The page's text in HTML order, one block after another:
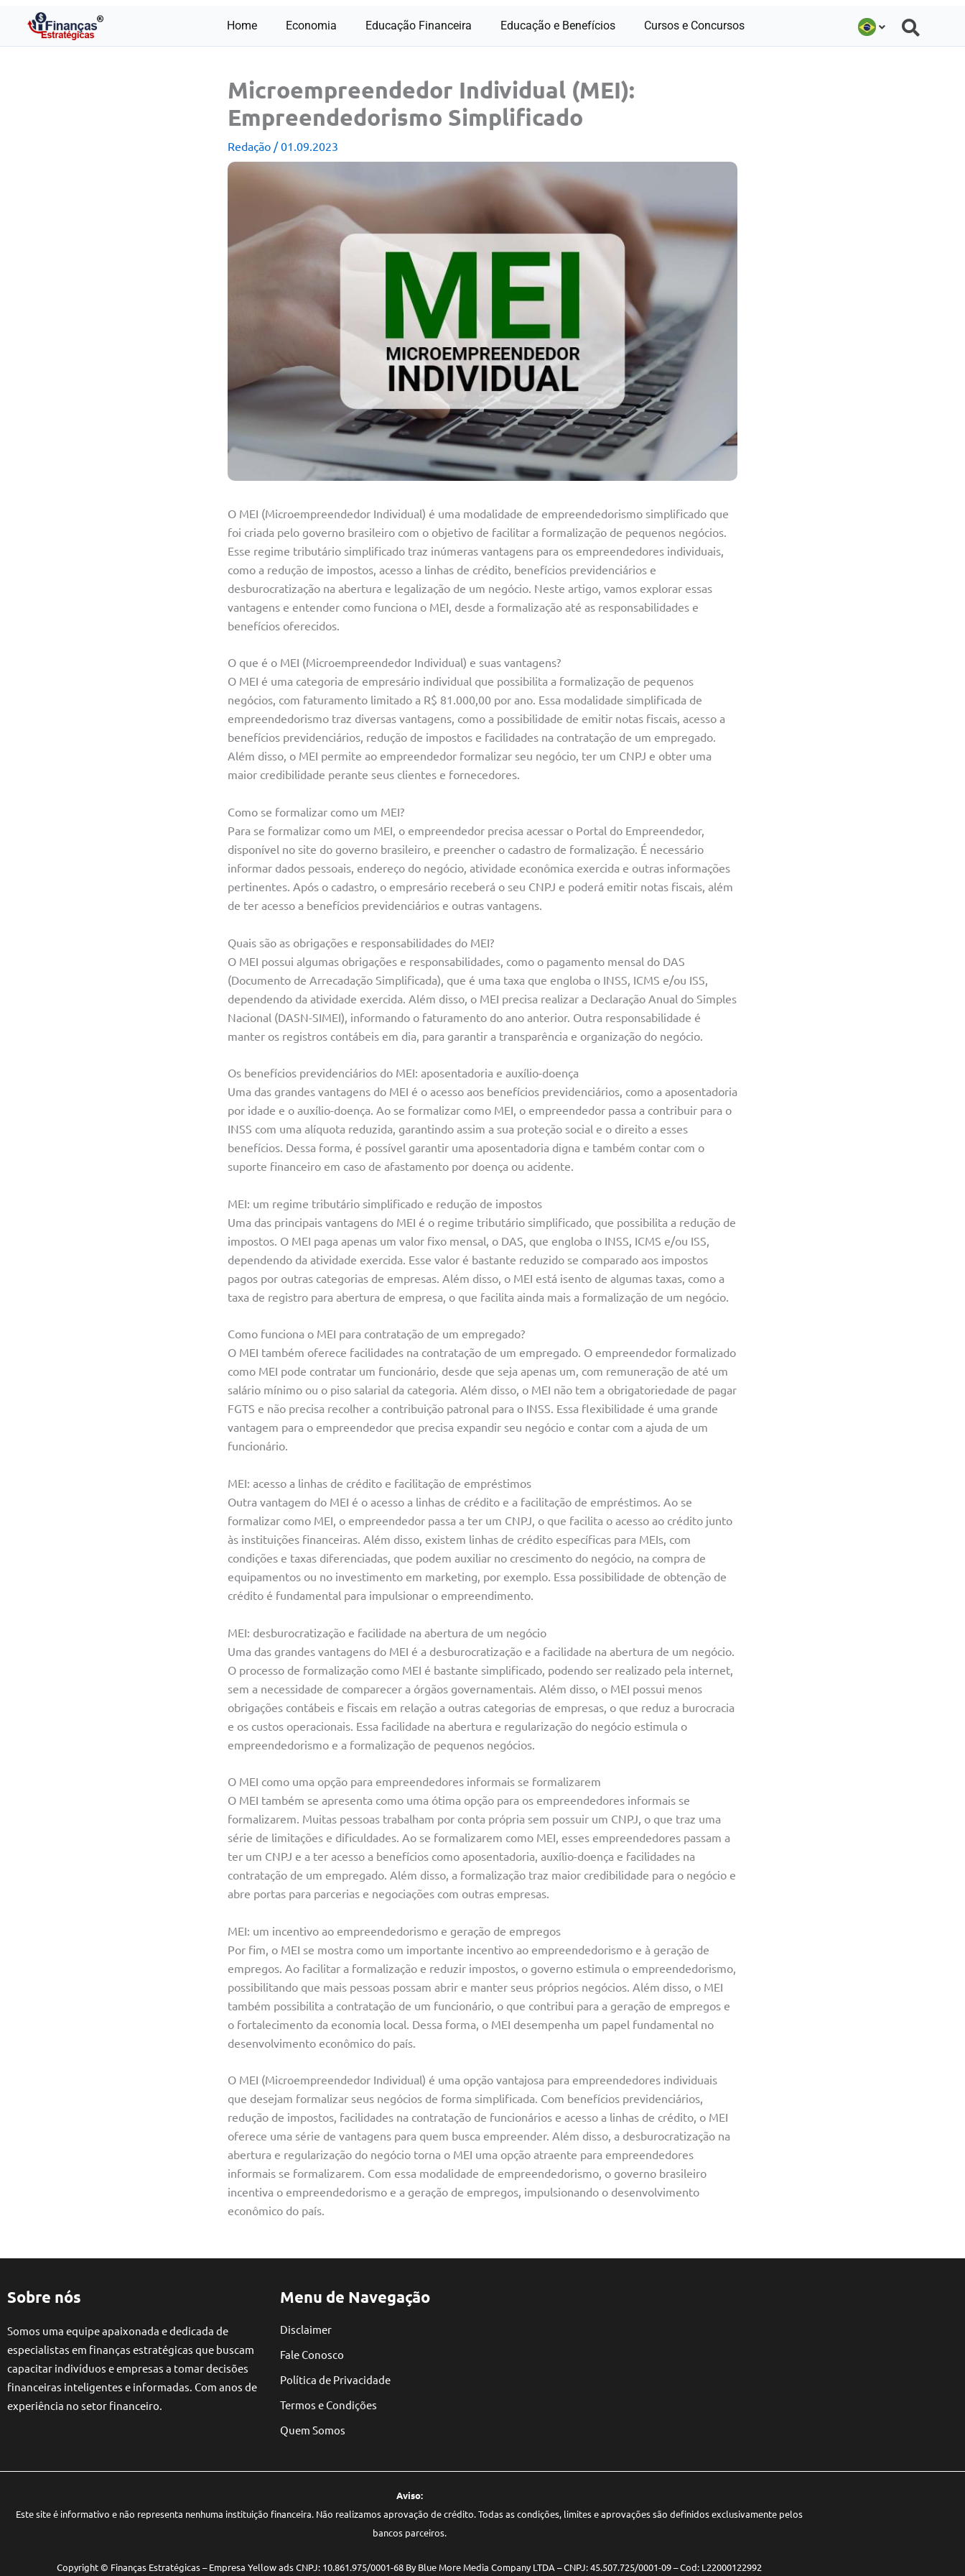
Home Economia Educação Financeira Educação e Benefícios Cursos e Concursos
Microempreendedor Individual (MEI):
Empreendedorismo Simplificado
Redação /01.09.2023
O MEI (Microempreendedor Individual) é uma modalidade de empreendedorismo simplificado que
foi criada pelo governo brasileiro com o objetivo de facilitar a formalização de pequenos negócios.
Esse regime tributário simplificado traz inúmeras vantagens para os empreendedores individuais,
como a redução de impostos, acesso a linhas de crédito, benefícios previdenciários e
desburocratização na abertura e legalização de um negócio. Neste artigo, vamos explorar essas
vantagens e entender como funciona o MEI, desde a formalização até as responsabilidades e
benefícios oferecidos.
O que é o MEI (Microempreendedor Individual) e suas vantagens?
O MEI é uma categoria de empresário individual que possibilita a formalização de pequenos
negócios, com faturamento limitado a R$ 81.000,00 por ano. Essa modalidade simplificada de
empreendedorismo traz diversas vantagens, como a possibilidade de emitir notas fiscais, acesso a
benefícios previdenciários, redução de impostos e facilidades na contratação de um empregado.
Além disso, o MEI permite ao empreendedor formalizar seu negócio, ter um CNPJ e obter uma
maior credibilidade perante seus clientes e fornecedores.
Como se formalizar como um MEI?
Para se formalizar como um MEI, o empreendedor precisa acessar o Portal do Empreendedor,
disponível no site do governo brasileiro, e preencher o cadastro de formalização. É necessário
informar dados pessoais, endereço do negócio, atividade econômica exercida e outras informações
pertinentes. Após o cadastro, o empresário receberá o seu CNPJ e poderá emitir notas fiscais, além
de ter acesso a benefícios previdenciários e outras vantagens.
Quais são as obrigações e responsabilidades do MEI?
O MEI possui algumas obrigações e responsabilidades, como o pagamento mensal do DAS
(Documento de Arrecadação Simplificada), que é uma taxa que engloba o INSS, ICMS e/ou ISS,
dependendo da atividade exercida. Além disso, o MEI precisa realizar a Declaração Anual do Simples
Nacional (DASN-SIMEI), informando o faturamento do ano anterior. Outra responsabilidade é
manter os registros contábeis em dia, para garantir a transparência e organização do negócio.
Os benefícios previdenciários do MEI: aposentadoria e auxílio-doença
Uma das grandes vantagens do MEI é o acesso aos benefícios previdenciários, como a aposentadoria
por idade e o auxílio-doença. Ao se formalizar como MEI, o empreendedor passa a contribuir para o
INSS com uma alíquota reduzida, garantindo assim a sua proteção social e o direito a esses
benefícios. Dessa forma, é possível garantir uma aposentadoria digna e também contar com o
suporte financeiro em caso de afastamento por doença ou acidente.
MEI: um regime tributário simplificado e redução de impostos
Uma das principais vantagens do MEI é o regime tributário simplificado, que possibilita a redução de
impostos. O MEI paga apenas um valor fixo mensal, o DAS, que engloba o INSS, ICMS e/ou ISS,
dependendo da atividade exercida. Esse valor é bastante reduzido se comparado aos impostos
pagos por outras categorias de empresas. Além disso, o MEI está isento de algumas taxas, como a
taxa de registro para abertura de empresa, o que facilita ainda mais a formalização de um negócio.
Como funciona o MEI para contratação de um empregado?
O MEI também oferece facilidades na contratação de um empregado. O empreendedor formalizado
como MEI pode contratar um funcionário, desde que seja apenas um, com remuneração de até um
salário mínimo ou o piso salarial da categoria. Além disso, o MEI não tem a obrigatoriedade de pagar
FGTS e não precisa recolher a contribuição patronal para o INSS. Essa flexibilidade é uma grande
vantagem para o empreendedor que precisa expandir seu negócio e contar com a ajuda de um
funcionário.
MEI: acesso a linhas de crédito e facilitação de empréstimos
Outra vantagem do MEI é o acesso a linhas de crédito e a facilitação de empréstimos. Ao se
formalizar como MEI, o empreendedor passa a ter um CNPJ, o que facilita o acesso ao crédito junto
às instituições financeiras. Além disso, existem linhas de crédito específicas para MEIs, com
condições e taxas diferenciadas, que podem auxiliar no crescimento do negócio, na compra de
equipamentos ou no investimento em marketing, por exemplo. Essa possibilidade de obtenção de
crédito é fundamental para impulsionar o empreendimento.
MEI: desburocratização e facilidade na abertura de um negócio
Uma das grandes vantagens do MEI é a desburocratização e a facilidade na abertura de um negócio.
O processo de formalização como MEI é bastante simplificado, podendo ser realizado pela internet,
sem a necessidade de comparecer a órgãos governamentais. Além disso, o MEI possui menos
obrigações contábeis e fiscais em relação a outras categorias de empresas, o que reduz a burocracia
e os custos operacionais. Essa facilidade na abertura e regularização do negócio estimula o
empreendedorismo e a formalização de pequenos negócios.
O MEI como uma opção para empreendedores informais se formalizarem
O MEI também se apresenta como uma ótima opção para os empreendedores informais se
formalizarem. Muitas pessoas trabalham por conta própria sem possuir um CNPJ, o que traz uma
série de limitações e dificuldades. Ao se formalizarem como MEI, esses empreendedores passam a
ter um CNPJ e a ter acesso a benefícios como aposentadoria, auxílio-doença e facilidades na
contratação de um empregado. Além disso, a formalização traz maior credibilidade para o negócio e
abre portas para parcerias e negociações com outras empresas.
MEI: um incentivo ao empreendedorismo e geração de empregos
Por fim, o MEI se mostra como um importante incentivo ao empreendedorismo e à geração de
empregos. Ao facilitar a formalização e reduzir impostos, o governo estimula o empreendedorismo,
possibilitando que mais pessoas possam abrir e manter seus próprios negócios. Além disso, o MEI
também possibilita a contratação de um funcionário, o que contribui para a geração de empregos e
o fortalecimento da economia local. Dessa forma, o MEI desempenha um papel fundamental no
desenvolvimento econômico do país.
O MEI (Microempreendedor Individual) é uma opção vantajosa para empreendedores individuais
que desejam formalizar seus negócios de forma simplificada. Com benefícios previdenciários,
redução de impostos, facilidades na contratação de funcionários e acesso a linhas de crédito, o MEI
oferece uma série de vantagens para quem busca empreender. Além disso, a desburocratização na
abertura e regularização do negócio torna o MEI uma opção atraente para empreendedores
informais se formalizarem. Com essa modalidade de empreendedorismo, o governo brasileiro
incentiva o empreendedorismo e a geração de empregos, impulsionando o desenvolvimento
econômico do país.
Sobre nós
Somos uma equipe apaixonada e dedicada de
especialistas em finanças estratégicas que buscam
capacitar indivíduos e empresas a tomar decisões
financeiras inteligentes e informadas. Com anos de
experiência no setor financeiro.
Menu de Navegação
Disclaimer
Fale Conosco
Política de Privacidade
Termos e Condições
Quem Somos
Aviso:
Este site é informativo e não representa nenhuma instituição financeira. Não realizamos aprovação de crédito. Todas as condições, limites e aprovações são definidos exclusivamente pelos
bancos parceiros.
Copyright © Finanças Estratégicas – Empresa Yellow ads CNPJ: 10.861.975/0001-68 By Blue More Media Company LTDA – CNPJ: 45.507.725/0001-09 – Cod: L22000122992